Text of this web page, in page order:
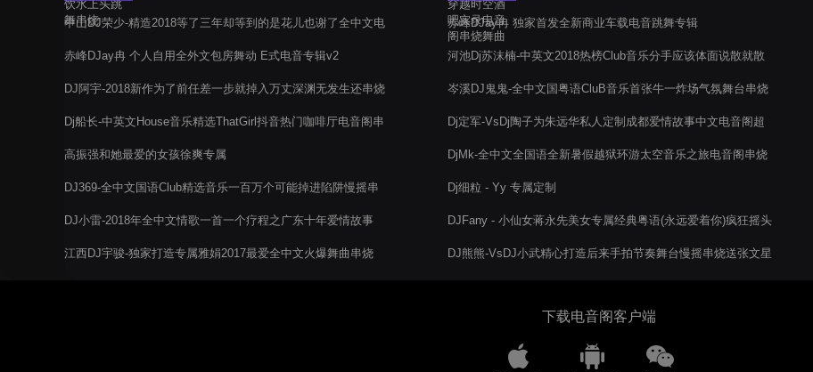
中山DJ荣少-精造2018等了三年却等到的是花儿也谢了全中文电
赤峰DJay冉 个人自用全外文包房舞动 E式电音专辑v2
DJ阿宇-2018新作为了前任差一步就掉入万丈深渊无发生还串烧
Dj船长-中英文House音乐精选ThatGirl抖音热门咖啡厅电音阁串
高振强和她最爱的女孩徐爽专属
DJ369-全中文国语Club精选音乐一百万个可能掉进陷阱慢摇串
DJ小雷-2018年全中文情歌一首一个疗程之广东十年爱情故事
江西DJ宇骏-独家打造专属雅娟2017最爱全中文火爆舞曲串烧
赤峰DJay冉 独家首发全新商业车载电音跳舞专辑
河池Dj苏沫楠-中英文2018热榜Club音乐分手应该体面说散就散
岑溪DJ鬼鬼-全中文国粤语CluB音乐首张牛一炸场气氛舞台串烧
Dj定军-VsDj陶子为朱远华私人定制成都爱情故事中文电音阁超
DjMk-全中文全国语全新暑假越狱环游太空音乐之旅电音阁串烧
Dj细粒 - Yy 专属定制
DJFany - 小仙女蒋永先美女专属经典粤语(永远爱着你)疯狂摇头
DJ熊熊-VsDJ小武精心打造后来手拍节奏舞台慢摇串烧送张文星
下载电音阁客户端